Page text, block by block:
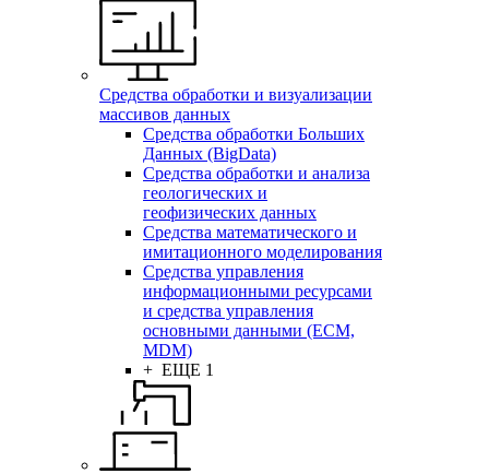
Средства обработки и визуализации
массивов данных
Средства обработки Больших
Данных (BigData)
Средства обработки и анализа
геологических и
геофизических данных
Средства математического и
имитационного моделирования
Средства управления
информационными ресурсами
и средства управления
основными данными (ECM,
MDM)
+ ЕЩЕ 1